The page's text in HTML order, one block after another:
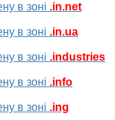
в зоні .in.net
в зоні .in.ua
в зоні .industries
в зоні .info
в зоні .ing